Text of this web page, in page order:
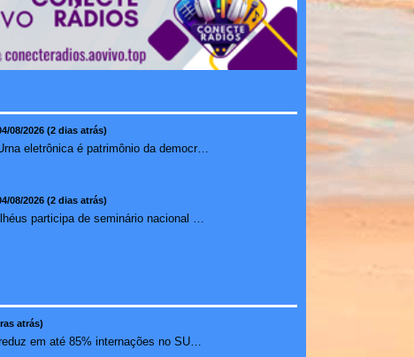
08/2026 (2 dias atrás)
Urna eletrônica é patrimônio da democracia, diz presidente do TSE
08/2026 (2 dias atrás)
atrás)